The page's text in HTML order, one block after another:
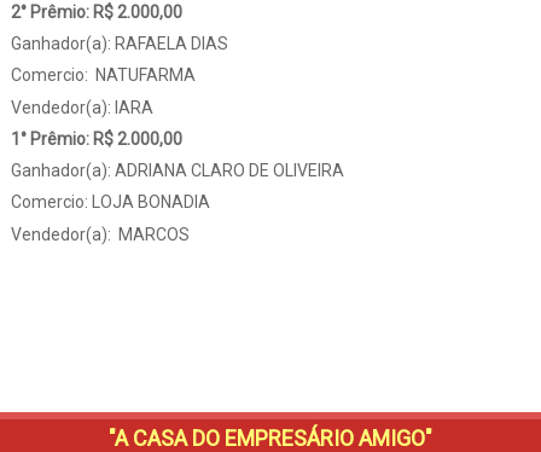
2° Prêmio: R$ 2.000,00
Ganhador(a): RAFAELA DIAS
Comercio: NATUFARMA
Vendedor(a): IARA
1° Prêmio: R$ 2.000,00
Ganhador(a): ADRIANA CLARO DE OLIVEIRA
Comercio: LOJA BONADIA
Vendedor(a): MARCOS
"A CASA DO EMPRESÁRIO AMIGO"